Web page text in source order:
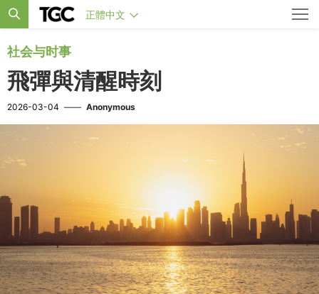
正體中文
社会与时事
飛彈與清醒時刻
2026-03-04 —— Anonymous